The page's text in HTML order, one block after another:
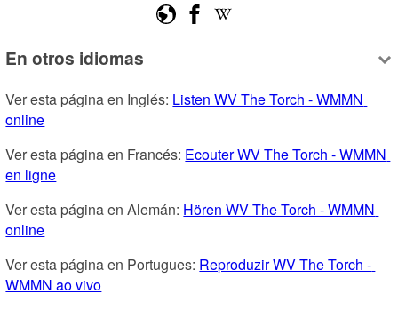
En otros idiomas
Ver esta página en Inglés: Listen WV The Torch - WMMN
online
Ver esta página en Francés: Ecouter WV The Torch - WMMN
en ligne
Ver esta página en Alemán: Hören WV The Torch - WMMN
online
Ver esta página en Portugues: Reproduzir WV The Torch -
WMMN ao vivo